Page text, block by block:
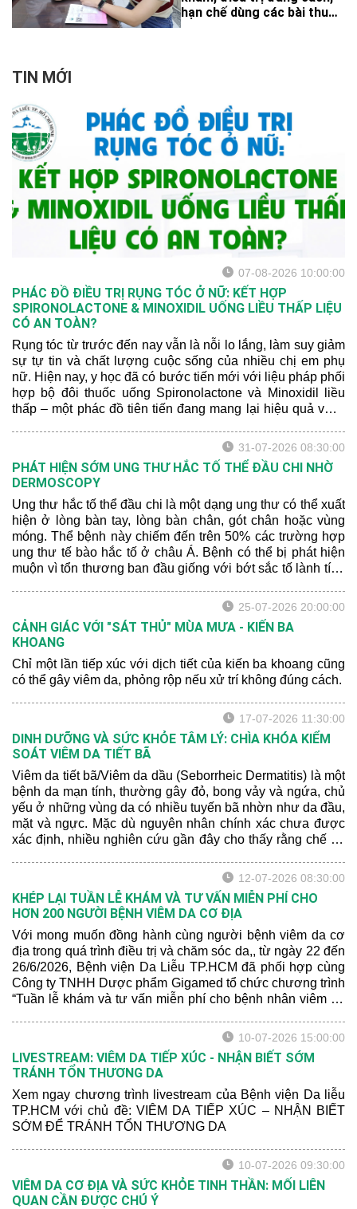
hạn chế dùng các bài thuốc
TIN MỚI
07-08-2026 10:00:00
PHÁC ĐỒ ĐIỀU TRỊ RỤNG TÓC Ở NỮ: KẾT HỢP
SPIRONOLACTONE & MINOXIDIL UỐNG LIỀU THẤP LIỆU
CÓ AN TOÀN?
Rụng tóc từ trước đến nay vẫn là nỗi lo lắng, làm suy giảm
sự tự tin và chất lượng cuộc sống của nhiều chị em phụ
nữ. Hiện nay, y học đã có bước tiến mới với liệu pháp phối
hợp bộ đôi thuốc uống Spironolactone và Minoxidil liều
thấp – một phác đồ tiên tiến đang mang lại hiệu quả vượt
31-07-2026 08:30:00
PHÁT HIỆN SỚM UNG THƯ HẮC TỐ THỂ ĐẦU CHI NHỜ
DERMOSCOPY
Ung thư hắc tố thể đầu chi là một dạng ung thư có thể xuất
hiện ở lòng bàn tay, lòng bàn chân, gót chân hoặc vùng
móng. Thể bệnh này chiếm đến trên 50% các trường hợp
ung thư tế bào hắc tố ở châu Á. Bệnh có thể bị phát hiện
muộn vì tổn thương ban đầu giống với bớt sắc tố lành tính
25-07-2026 20:00:00
CẢNH GIÁC VỚI "SÁT THỦ" MÙA MƯA - KIẾN BA
KHOANG
Chỉ một lần tiếp xúc với dịch tiết của kiến ba khoang cũng
có thể gây viêm da, phỏng rộp nếu xử trí không đúng cách.
17-07-2026 11:30:00
DINH DƯỠNG VÀ SỨC KHỎE TÂM LÝ: CHÌA KHÓA KIỂM
SOÁT VIÊM DA TIẾT BÃ
Viêm da tiết bã/Viêm da dầu (Seborrheic Dermatitis) là một
bệnh da mạn tính, thường gây đỏ, bong vảy và ngứa, chủ
yếu ở những vùng da có nhiều tuyến bã nhờn như da đầu,
mặt và ngực. Mặc dù nguyên nhân chính xác chưa được
xác định, nhiều nghiên cứu gần đây cho thấy rằng chế độ
12-07-2026 08:30:00
KHÉP LẠI TUẦN LỄ KHÁM VÀ TƯ VẤN MIỄN PHÍ CHO
HƠN 200 NGƯỜI BỆNH VIÊM DA CƠ ĐỊA
Với mong muốn đồng hành cùng người bệnh viêm da cơ
địa trong quá trình điều trị và chăm sóc da,, từ ngày 22 đến
26/6/2026, Bệnh viện Da Liễu TP.HCM đã phối hợp cùng
Công ty TNHH Dược phẩm Gigamed tổ chức chương trình
“Tuần lễ khám và tư vấn miễn phí cho bệnh nhân viêm da
10-07-2026 15:00:00
LIVESTREAM: VIÊM DA TIẾP XÚC - NHẬN BIẾT SỚM
TRÁNH TỔN THƯƠNG DA
Xem ngay chương trình livestream của Bệnh viện Da liễu
TP.HCM với chủ đề: VIÊM DA TIẾP XÚC – NHẬN BIẾT
SỚM ĐỂ TRÁNH TỔN THƯƠNG DA
10-07-2026 09:30:00
VIÊM DA CƠ ĐỊA VÀ SỨC KHỎE TINH THẦN: MỐI LIÊN
QUAN CẦN ĐƯỢC CHÚ Ý